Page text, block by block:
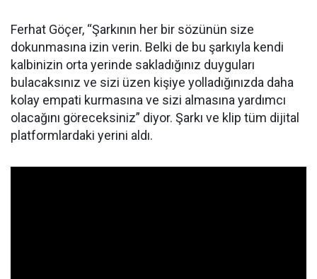
Ferhat Göçer, “Şarkının her bir sözünün size
dokunmasına izin verin. Belki de bu şarkıyla kendi
kalbinizin orta yerinde sakladığınız duyguları
bulacaksınız ve sizi üzen kişiye yolladığınızda daha
kolay empati kurmasına ve sizi almasına yardımcı
olacağını göreceksiniz” diyor. Şarkı ve klip tüm dijital
platformlardaki yerini aldı.